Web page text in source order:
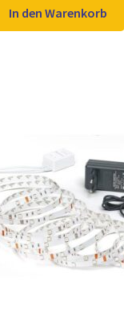
war:
31,98 €
ist:
23,97 €.
In den Warenkorb